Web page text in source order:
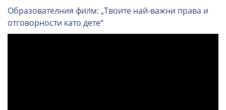
Образователния филм: „Твоите най-важни права и
отговорности като дете“